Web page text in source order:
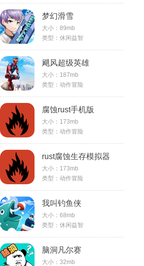
梦幻滑雪
大小：89mb
类型：休闲益智
飓风超级英雄
大小：187mb
类型：动作冒险
腐蚀rust手机版
大小：173mb
类型：动作冒险
rust腐蚀生存模拟器
大小：173mb
类型：动作冒险
我叫钓鱼侠
大小：68mb
类型：休闲益智
脑洞凡尔赛
大小：32mb